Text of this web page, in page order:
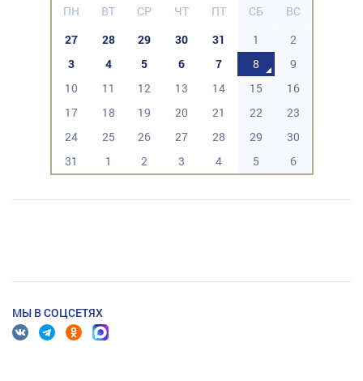
ПН ВТ СР ЧТ ПТ СБ
ВС
27
28 29 30 31 1
2
3
4 5 6 7 8
9
10
11 12 13 14 15
16
17
18 19 20 21 22
23
24
25 26 27 28 29
30
31
1 2 3 4 5 6
МЫ В СОЦСЕТЯХ